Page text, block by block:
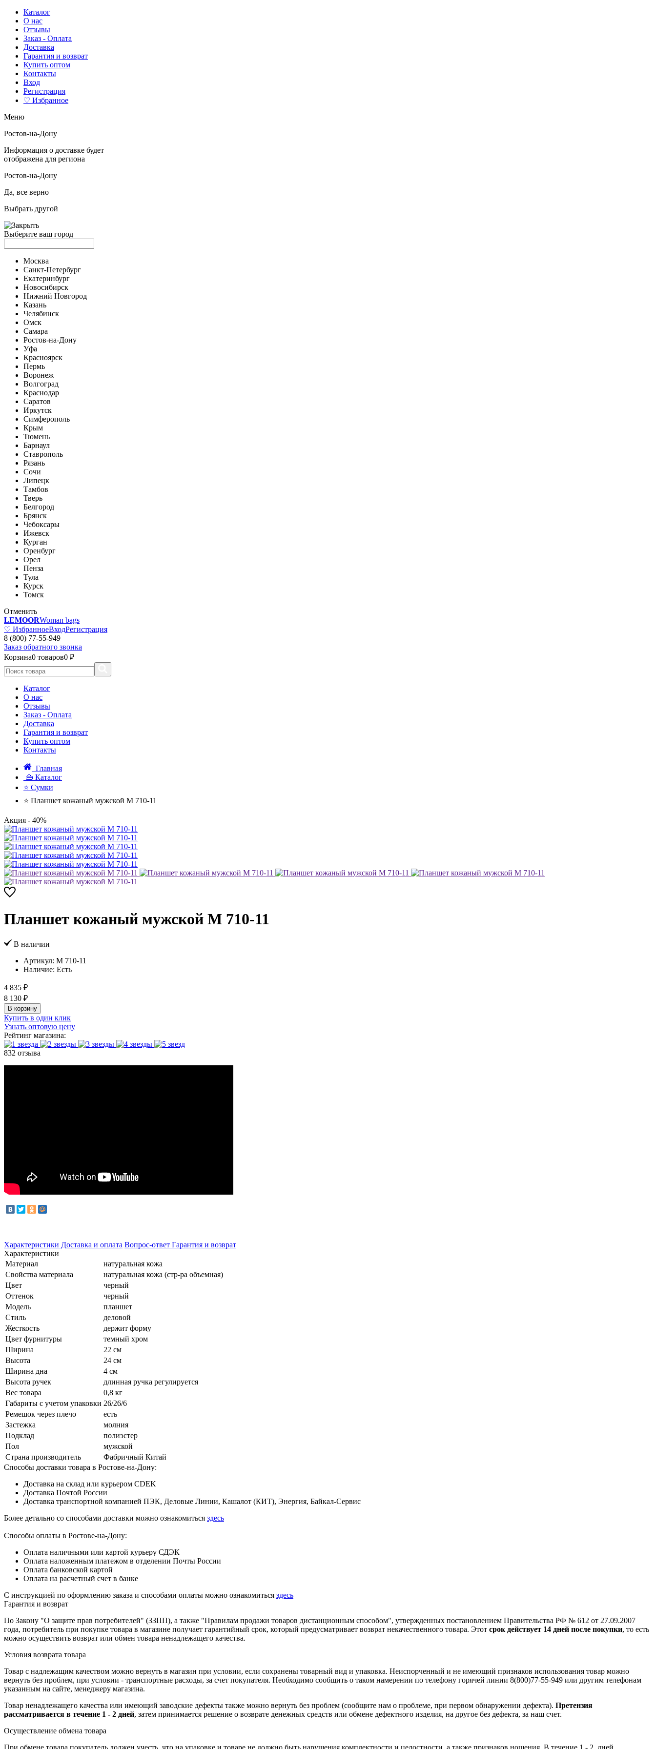
Каталог
О нас
Отзывы
Заказ - Оплата
Доставка
Гарантия и возврат
Купить оптом
Контакты
Вход
Регистрация
♡ Избранное
Меню
Ростов-на-Дону
Информация о доставке будет
отображена для региона
Ростов-на-Дону
Да, все верно
Выбрать другой
Выберите ваш город
Москва
Санкт-Петербург
Екатеринбург
Новосибирск
Нижний Новгород
Казань
Челябинск
Омск
Самара
Ростов-на-Дону
Уфа
Красноярск
Пермь
Воронеж
Волгоград
Краснодар
Саратов
Иркутск
Симферополь
Крым
Тюмень
Барнаул
Ставрополь
Рязань
Сочи
Липецк
Тамбов
Тверь
Белгород
Брянск
Чебоксары
Ижевск
Курган
Оренбург
Орел
Пенза
Тула
Курск
Томск
Отменить
LEMOORWoman bags
♡ ИзбранноеВходРегистрация
8 (800) 77-55-949
Заказ обратного звонка
Корзина0 товаров0 ₽
Каталог
О нас
Отзывы
Заказ - Оплата
Доставка
Гарантия и возврат
Купить оптом
Контакты
Главная
👜 Каталог
⭐ Сумки
⭐ Планшет кожаный мужской M 710-11
Акция - 40%
Планшет кожаный мужской M 710-11
В наличии
Артикул: M 710-11
Наличие: Есть
4 835 ₽
8 130 ₽
В корзину
Купить в один клик
Узнать оптовую цену
Рейтинг магазина:
832 отзыва
Характеристики Доставка и оплата Вопрос-ответ Гарантия и возврат
Характеристики
Материал
натуральная кожа
Свойства материала
натуральная кожа (стр-ра объемная)
Цвет
черный
Оттенок
черный
Модель
планшет
Стиль
деловой
Жесткость
держит форму
Цвет фурнитуры
темный хром
Ширина
22 см
Высота
24 см
Ширина дна
4 см
Высота ручек
длинная ручка регулируется
Вес товара
0,8 кг
Габариты с учетом упаковки 26/26/6
Ремешок через плечо
есть
Застежка
молния
Подклад
полиэстер
Пол
мужской
Страна производитель
Фабричный Китай
Способы доставки товара в Ростове-на-Дону:
Доставка на склад или курьером CDEK
Доставка Почтой России
Доставка транспортной компанией ПЭК, Деловые Линии, Кашалот (КИТ), Энергия, Байкал-Сервис
Более детально со способами доставки можно ознакомиться здесь
Способы оплаты в Ростове-на-Дону:
Оплата наличными или картой курьеру СДЭК
Оплата наложенным платежом в отделении Почты России
Оплата банковской картой
Оплата на расчетный счет в банке
С инструкцией по оформлению заказа и способами оплаты можно ознакомиться здесь
Гарантия и возврат
По Закону "О защите прав потребителей" (ЗЗПП), а также "Правилам продажи товаров дистанционным способом", утвержденных постановлением Правительства РФ № 612 от 27.09.2007
года, потребитель при покупке товара в магазине получает гарантийный срок, который предусматривает возврат некачественного товара. Этот срок действует 14 дней после покупки, то есть
можно осуществить возврат или обмен товара ненадлежащего качества.
Условия возврата товара
Товар с надлежащим качеством можно вернуть в магазин при условии, если сохранены товарный вид и упаковка. Неиспорченный и не имеющий признаков использования товар можно
вернуть без проблем, при условии - транспортные расходы, за счет покупателя. Необходимо сообщить о таком намерении по телефону горячей линии 8(800)77-55-949 или другим телефонам
указанным на сайте, менеджеру магазина.
Товар ненадлежащего качества или имеющий заводские дефекты также можно вернуть без проблем (сообщите нам о проблеме, при первом обнаружении дефекта). Претензия
рассматривается в течение 1 - 2 дней, затем принимается решение о возврате денежных средств или обмене дефектного изделия, на другое без дефекта, за наш счет.
Осуществление обмена товара